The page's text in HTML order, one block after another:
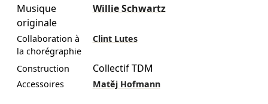
Musique
originale
Willie Schwartz
Collaboration à
la chorégraphie
Clint Lutes
Construction Collectif TDM
Accessoires Matěj Hofmann